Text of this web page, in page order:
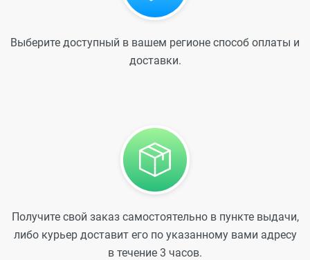
Выберите доступный в вашем регионе способ оплаты и
доставки.
Получите свой заказ самостоятельно в пункте выдачи,
либо курьер доставит его по указанному вами адресу
в течение 3 часов.